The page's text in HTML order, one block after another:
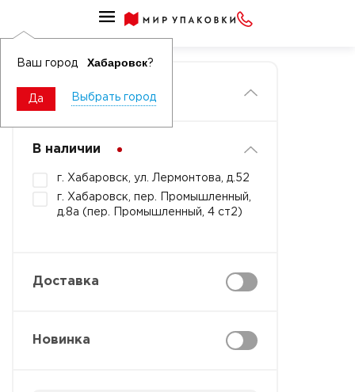
Ваш город Хабаровск?
Да Выбрать город
Главная
Фильтры
В наличии
г. Хабаровск, ул. Лермонтова, д.52
г. Хабаровск, пер. Промышленный,
д.8а (пер. Промышленный, 4 ст2)
Доставка
Новинка